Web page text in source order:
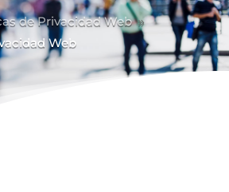
de Privacidad Web 9
Web